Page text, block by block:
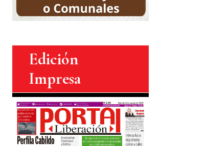
Edición
Impresa